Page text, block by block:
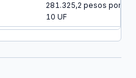
281.325,2 pesos por
10 UF